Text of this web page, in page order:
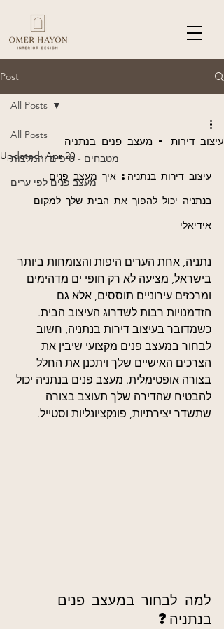
Post
All Posts
מטבחים - טיפים והמלצות
מעצב פנים לפי ערים
All Posts
עיצוב דירות - מעצב פנים בנתניה
Updated:Apr 20
עיצוב דירות בנתניה: איך מעצב פנים
בנתניה יכול להפוך את הבית שלך למקום
אידיאלי
נתניה, אחת הערים היפות והצומחות ביותר
בישראל, מציעה לא רק חופי ים מדהימים
ומרכזים עירוניים תוססים, אלא גם
הזדמנויות רבות לשדרוג העיצוב הבית.
כשמדובר בעיצוב דירות בנתניה, חשוב
לבחור במעצב פנים מקצועי שיבין את
הצרכים האישיים שלך ויתכנן את החלל
בצורה אופטימלית. מעצב פנים בנתניה יכול
להבטיח שהדירה שלך תעוצב בצורה
שתשדר יצירתיות, פונקציונליות וסטייל.
למה לבחור במעצב פנים
בנתניה?